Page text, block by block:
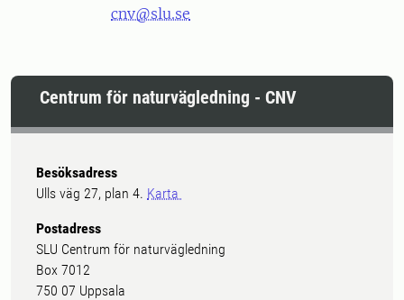
cnv@slu.se
Centrum för naturvägledning - CNV
Besöksadress
Ulls väg 27, plan 4. Karta
Postadress
SLU Centrum för naturvägledning
Box 7012
750 07 Uppsala